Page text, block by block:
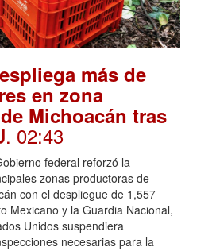
más de
en zona
Michoacán tras
. 02:43
federal reforzó la
zonas productoras de
con el despliegue de 1,557
Mexicano y la Guardia Nacional,
Unidos suspendiera
necesarias para la